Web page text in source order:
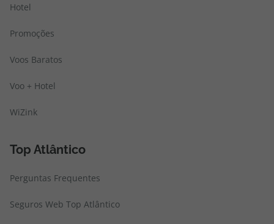
Hotel
Promoções
Voos Baratos
Voo + Hotel
WiZink
Top Atlântico
Perguntas Frequentes
Seguros Web Top Atlântico